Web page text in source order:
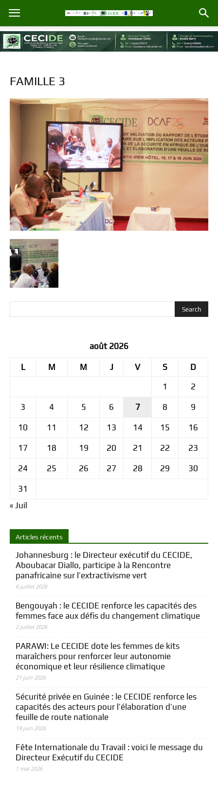
FAMILLE 3
août 2026
L M M J V S
D
1
2
3 4 5 6 7 8 9
10 11 12 13 14 15 16
17 18 19 20 21 22 23
24 25 26 27 28 29 30
31
« Juil
Articles récents
Johannesburg : le Directeur exécutif du CECIDE,
Aboubacar Diallo, participe à la Rencontre
panafricaine sur l’extractivisme vert
6 juillet 2026
Bengouyah : le CECIDE renforce les capacités des
femmes face aux défis du changement climatique
2 juillet 2026
PARAWI: Le CECIDE dote les femmes de kits
maraîchers pour renforcer leur autonomie
économique et leur résilience climatique
21 juin 2026
Sécurité privée en Guinée : le CECIDE renforce les
capacités des acteurs pour l’élaboration d’une
feuille de route nationale
19 juin 2026
Fête Internationale du Travail : voici le message du
Directeur Exécutif du CECIDE
1 mai 2026